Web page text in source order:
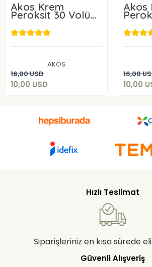
Akos Krem
Peroksit 30 Volüm
%9 60ML-10 Adet
AKOS
16,00 USD
10,00 USD
Add to cart
Akos
%6
16,00
10,00
Hızlı Teslimat
Siparişleriniz en kısa sürede
Güvenli Alışveriş